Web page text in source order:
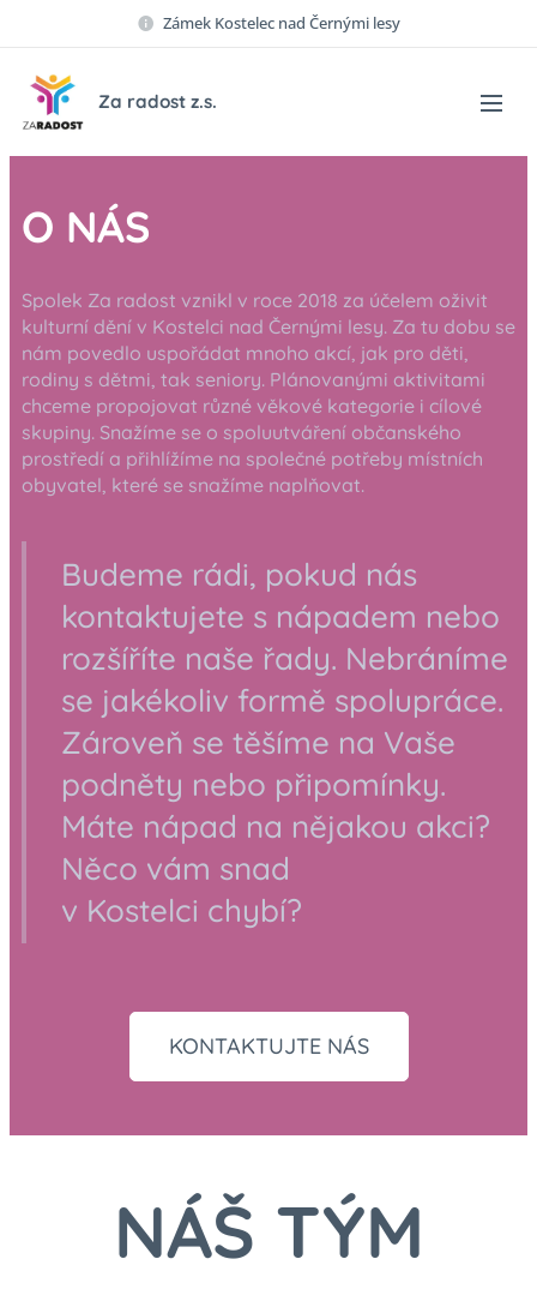
Zámek Kostelec nad Černými lesy
Za radost z.s.
O NÁS
Spolek Za radost vznikl v roce 2018 za účelem oživit
kulturní dění v Kostelci nad Černými lesy. Za tu dobu se
nám povedlo uspořádat mnoho akcí, jak pro děti,
rodiny s dětmi, tak seniory. Plánovanými aktivitami
chceme propojovat různé věkové kategorie i cílové
skupiny. Snažíme se o spoluutváření občanského
prostředí a přihlížíme na společné potřeby místních
obyvatel, které se snažíme naplňovat.
Budeme rádi, pokud nás
kontaktujete s nápadem nebo
rozšíříte naše řady. Nebráníme
se jakékoliv formě spolupráce.
Zároveň se těšíme na Vaše
podněty nebo připomínky.
Máte nápad na nějakou akci?
Něco vám snad
v Kostelci chybí?
KONTAKTUJTE NÁS
NÁŠ TÝM